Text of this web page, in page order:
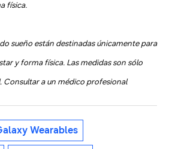
física.
sueño están destinadas únicamente para
y forma física. Las medidas son sólo
Consultar a un médico profesional
Wearables